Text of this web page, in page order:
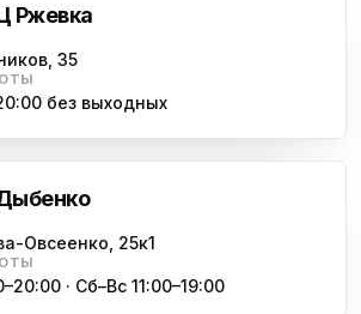
ТК Юго-Запад
Жукова, 35-1
на Космонавтов
38к4
24к1
в Купчино
87-3
Ржевка
35
без выходных
Овсеенко, 25к1
· Сб–Вс 11:00–19:00